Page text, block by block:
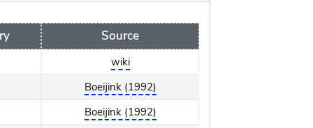
Source
wiki
Boeijink (1992)
Boeijink (1992)